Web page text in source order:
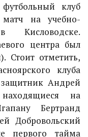
клуб
матч на учебно-
Кисловодске.
центра был
Стоит отметить,
клуба
Андрей
на
Бертранд
Добровольский
первого тайма